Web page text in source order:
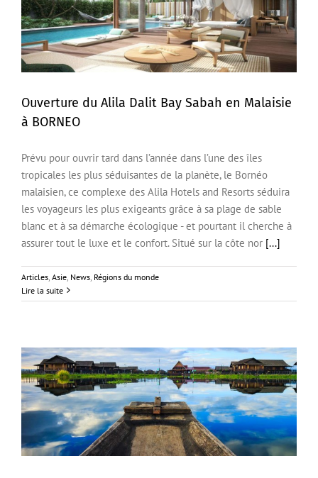
Ouverture du Alila Dalit Bay Sabah en Malaisie
à BORNEO
Prévu pour ouvrir tard dans l’année dans l’une des îles
tropicales les plus séduisantes de la planète, le Bornéo
malaisien, ce complexe des Alila Hotels and Resorts séduira
les voyageurs les plus exigeants grâce à sa plage de sable
blanc et à sa démarche écologique - et pourtant il cherche à
assurer tout le luxe et le confort. Situé sur la côte nor [...]
Articles Asie News Régions du monde
Lire la suite